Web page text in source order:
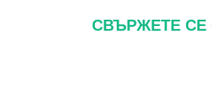
СВЪРЖЕТЕ СЕ